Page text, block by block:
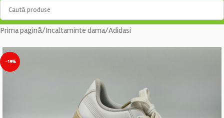
Prima pagină/Incaltaminte dama/Adidasi
-15%